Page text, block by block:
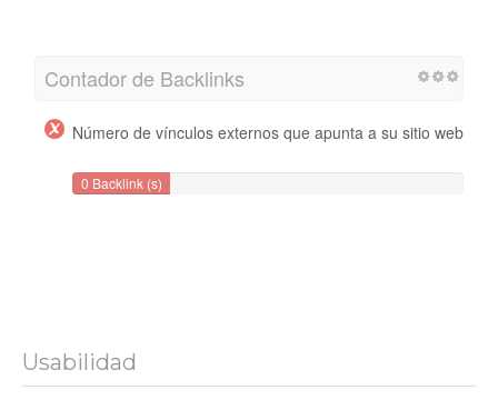
Contador de Backlinks
Número de vínculos externos que apunta a su sitio web
0 Backlink (s)
Usabilidad